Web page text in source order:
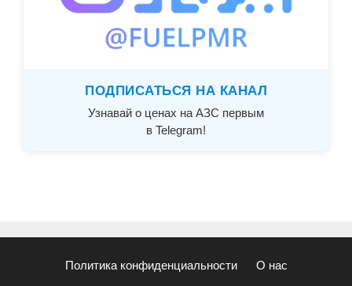
ПОДПИСАТЬСЯ НА КАНАЛ
Узнавай о ценах на АЗС первым
в Telegram!
Политика конфиденциальности О нас